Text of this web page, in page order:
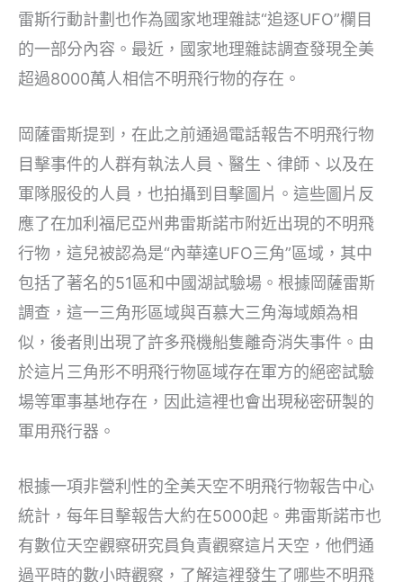
雷斯行動計劃也作為國家地理雜誌“追逐UFO”欄目
的一部分內容。最近，國家地理雜誌調查發現全美
超過8000萬人相信不明飛行物的存在。
岡薩雷斯提到，在此之前通過電話報告不明飛行物
目擊事件的人群有執法人員、醫生、律師、以及在
軍隊服役的人員，也拍攝到目擊圖片。這些圖片反
應了在加利福尼亞州弗雷斯諾市附近出現的不明飛
行物，這兒被認為是“內華達UFO三角”區域，其中
包括了著名的51區和中國湖試驗場。根據岡薩雷斯
調查，這一三角形區域與百慕大三角海域頗為相
似，後者則出現了許多飛機船隻離奇消失事件。由
於這片三角形不明飛行物區域存在軍方的絕密試驗
場等軍事基地存在，因此這裡也會出現秘密研製的
軍用飛行器。
根據一項非營利性的全美天空不明飛行物報告中心
統計，每年目擊報告大約在5000起。弗雷斯諾市也
有數位天空觀察研究員負責觀察這片天空，他們通
過平時的數小時觀察，了解這裡發生了哪些不明飛